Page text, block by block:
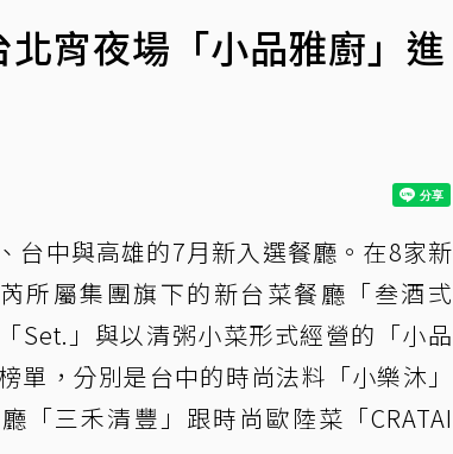
宵夜場「小品雅廚」進
台中與高雄的7月新入選餐廳。在8家新
所屬集團旗下的新台菜餐廳「叁酒弍
Set.」與以清粥小菜形式經營的「小品
，分別是台中的時尚法料「小樂沐」
「三禾清豐」跟時尚歐陸菜「CRATAI